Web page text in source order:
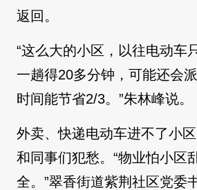
返回。
“这么大的小区，以往电动车
一趟得20多分钟，可能还会
时间能节省2/3。”朱林峰说。
外卖、快递电动车进不了小
和同事们犯愁。“物业怕小区
全。”翠香街道紫荆社区党委